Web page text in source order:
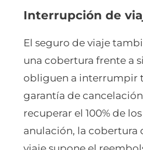
Interrupción de
El seguro de viaje
una cobertura frente a
obliguen a interrumpir
garantía de
recuperar el 100% de
anulación, la